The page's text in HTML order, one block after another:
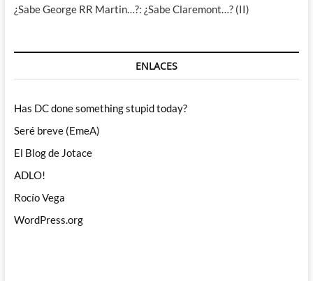
¿Sabe George RR Martin…?: ¿Sabe Claremont…? (II)
ENLACES
Has DC done something stupid today?
Seré breve (EmeA)
El Blog de Jotace
ADLO!
Rocío Vega
WordPress.org